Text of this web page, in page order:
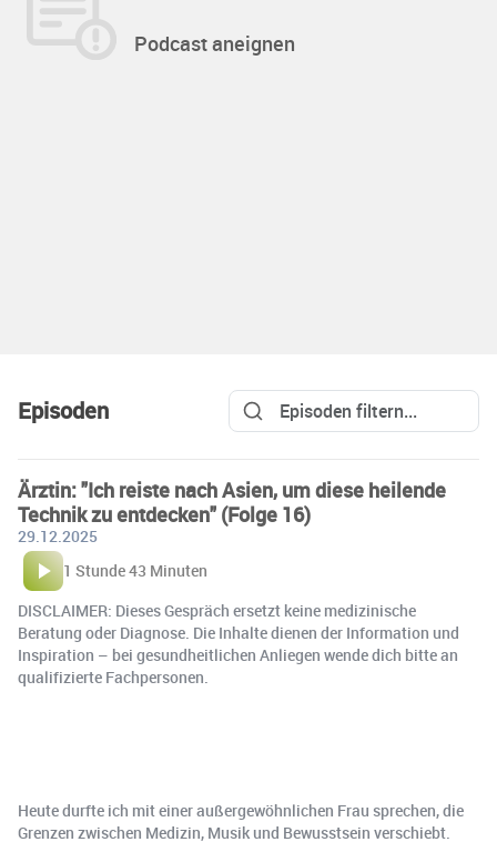
Podcast aneignen
Episoden
Ärztin: "Ich reiste nach Asien, um diese heilende
Technik zu entdecken" (Folge 16)
29.12.2025
1 Stunde 43 Minuten
DISCLAIMER: Dieses Gespräch ersetzt keine medizinische
Beratung oder Diagnose. Die Inhalte dienen der Information und
Inspiration – bei gesundheitlichen Anliegen wende dich bitte an
qualifizierte Fachpersonen.
Heute durfte ich mit einer außergewöhnlichen Frau sprechen, die
Grenzen zwischen Medizin, Musik und Bewusstsein verschiebt.